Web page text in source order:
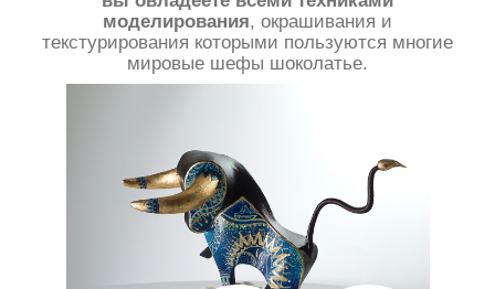
вы научитесь превращать шоколад в
художественные объекты с наценкой Х10 ,
которые можно продавать отдельно или в
качестве
декора кондитерских изделий.